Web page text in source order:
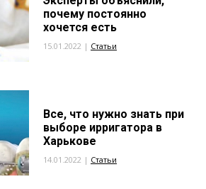
почему постоянно
хочется есть
15.01.2022 | Статьи
Все, что нужно знать при
выборе ирригатора в
Харькове
14.01.2022 | Статьи